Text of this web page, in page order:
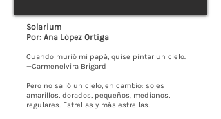
Solarium
Por: Ana López Ortiga
Cuando murió mi papá, quise pintar un cielo.
—Carmenelvira Brigard
Pero no salió un cielo, en cambio: soles
amarillos, dorados, pequeños, medianos,
regulares. Estrellas y más estrellas.